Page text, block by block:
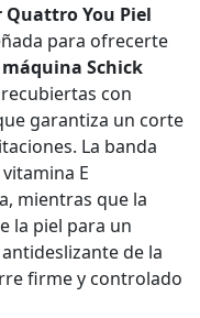
You Piel
para ofrecerte
máquina Schick
con
garantiza un corte
La banda
E
mientras que la
la piel para un
de la
firme y controlado